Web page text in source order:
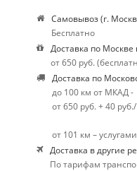
Самовывоз (г.
Бесплатно
Доставка по
от 650 руб.
Доставка по
до 100 км от МКАД -
от 650 руб. + 40
от 101 км –
Доставка в другие
По тарифам